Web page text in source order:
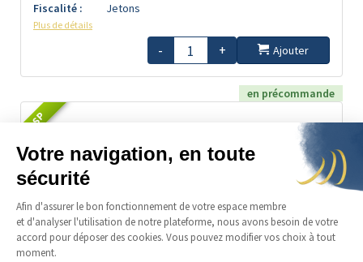
Fiscalité :
Jetons
Plus de détails
- + Ajouter
en précommande
LSP 481,73 €
prime :29%
Vera Max Collector
Année du Cheval